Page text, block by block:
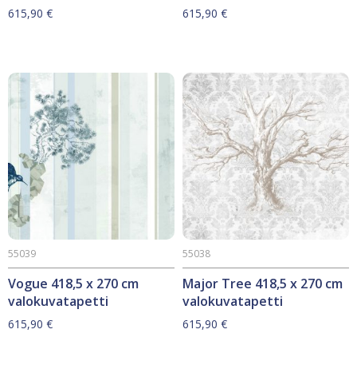
615,90 € 615,90 €
Vogue 418,5 x 270 cm
valokuvatapetti
55039
615,90 €
Major Tree 418,5 x 270 cm
valokuvatapetti
55038
615,90 €